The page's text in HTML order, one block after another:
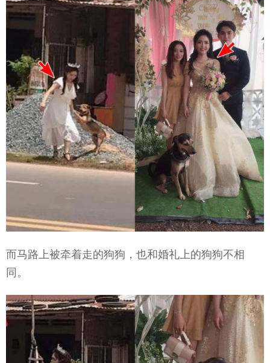
而马路上被牵着走的狗狗，也和婚礼上的狗狗不相
同。